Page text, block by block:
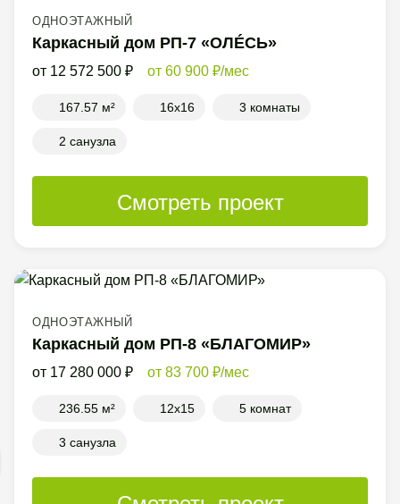
ОДНОЭТАЖНЫЙ
Каркасный дом РП-7 «ОЛÉСЬ»
12 572 500 60 900 /мес
167.57 м² 16x16 3 комнаты
2 санузла
Смотреть проект
ОДНОЭТАЖНЫЙ
Каркасный дом РП-8 «БЛАГОМИР»
17 280 000 83 700 /мес
236.55 м² 12x15 5 комнат
3 санузла